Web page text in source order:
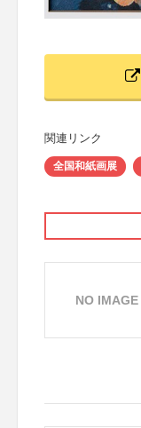
関連リンク
全国和紙画展
NO IMAGE